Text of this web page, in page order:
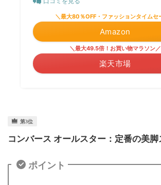
＼最大80％OFF・ファッションタイムセ
Amazon
＼最大49.5倍！お買い物マラソン／
楽天市場
コンバース オールスター：定番の美
ポイント